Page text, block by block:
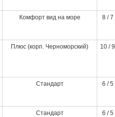
Комфорт вид на море 8 / 7
Плюс (корп. Черноморский) 10 / 9
Стандарт 6 / 5
Стандарт 6 / 5